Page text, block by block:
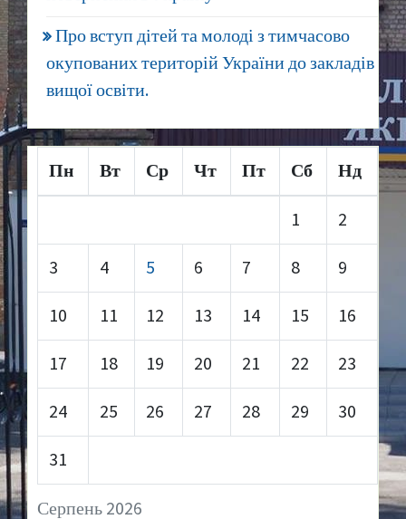
Про вступ дітей та молоді з тимчасово
окупованих територій України до закладів
вищої освіти.
Серпень 2026
Пн Вт Ср Чт Пт Сб Нд
1 2
3 4 5 6 7 8 9
10 11 12 13 14 15 16
17 18 19 20 21 22 23
24 25 26 27 28 29 30
31